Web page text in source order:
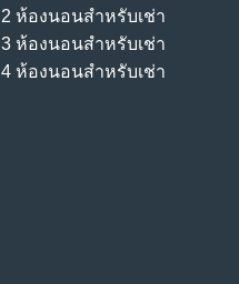
2 ห้องนอนสําหรับเช่า
3 ห้องนอนสําหรับเช่า
4 ห้องนอนสําหรับเช่า